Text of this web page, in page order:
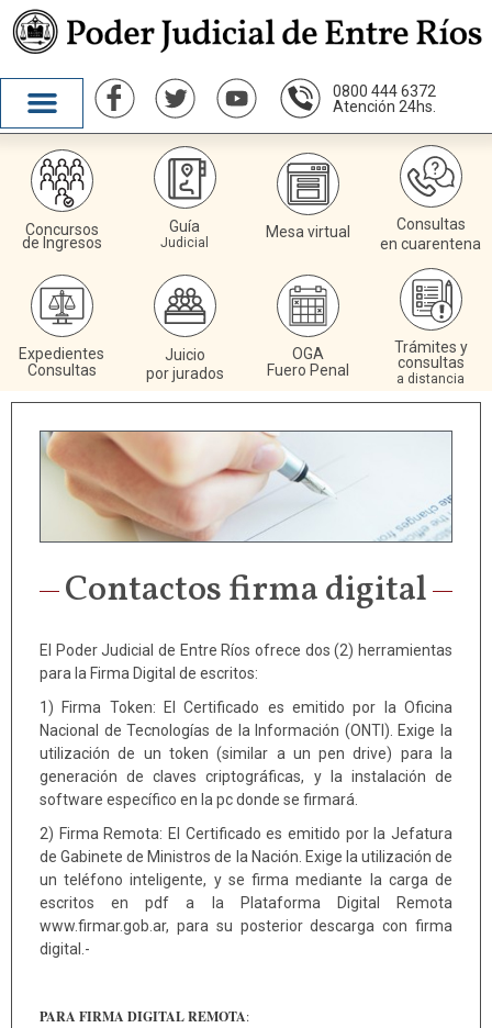
0800 444 6372
Atención 24hs.
Concursos
de Ingresos
Guía
Judicial
Mesa virtual
Consultas
en cuarentena
Expedientes
Consultas
Juicio
por jurados
OGA
Fuero Penal
Trámites y
consultas
a distancia
Contactos firma digital
El Poder Judicial de Entre Ríos ofrece dos (2) herramientas
para la Firma Digital de escritos:
1) Firma Token: El Certificado es emitido por la Oficina
Nacional de Tecnologías de la Información (ONTI). Exige la
utilización de un token (similar a un pen drive) para la
generación de claves criptográficas, y la instalación de
software específico en la pc donde se firmará.
2) Firma Remota: El Certificado es emitido por la Jefatura
de Gabinete de Ministros de la Nación. Exige la utilización de
un teléfono inteligente, y se firma mediante la carga de
escritos en pdf a la Plataforma Digital Remota
www.firmar.gob.ar, para su posterior descarga con firma
digital.-
PARA FIRMA DIGITAL REMOTA